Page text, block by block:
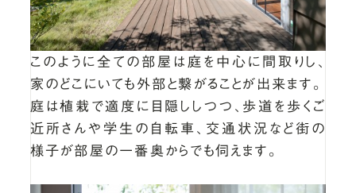
このように全ての部屋は庭を中心に間取りし、
家のどこにいても外部と繋がることが出来ます。
庭は植栽で適度に目隠ししつつ、歩道を歩くご
近所さんや学生の自転車、交通状況など街の
様子が部屋の一番奥からでも伺えます。